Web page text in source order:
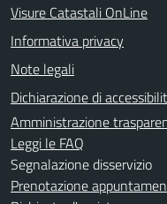
Visure Catastali OnLine
Informativa privacy
Note legali
Dichiarazione di
Amministrazione
Leggi le FAQ
Segnalazione disservizio
Prenotazione